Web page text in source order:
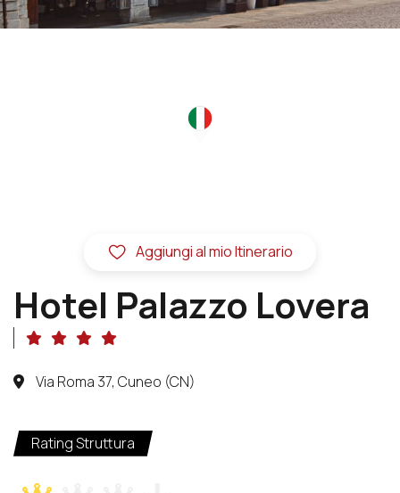
Hotel Palazzo Lovera
Aggiungi al mio Itinerario
Via Roma 37, Cuneo (CN)
Rating Struttura